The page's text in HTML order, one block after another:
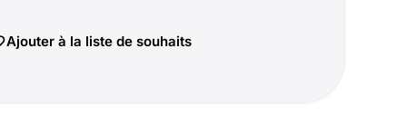
Ajouter à la liste de souhaits